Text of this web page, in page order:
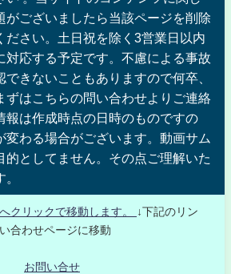
がございましたら当該ページを削除
ださい。土日祝を除く3営業日以内
対応する予定です。不慮による事故
きないこともありますので何卒、
ずはこちらの問い合わせよりご連絡
報は作成時点の日時のものですの
変わる場合がございます。動画サム
的としてません。その点ご理解いた
クリックで移動します。
↓下記のリン
合わせページに移動
お問い合せ